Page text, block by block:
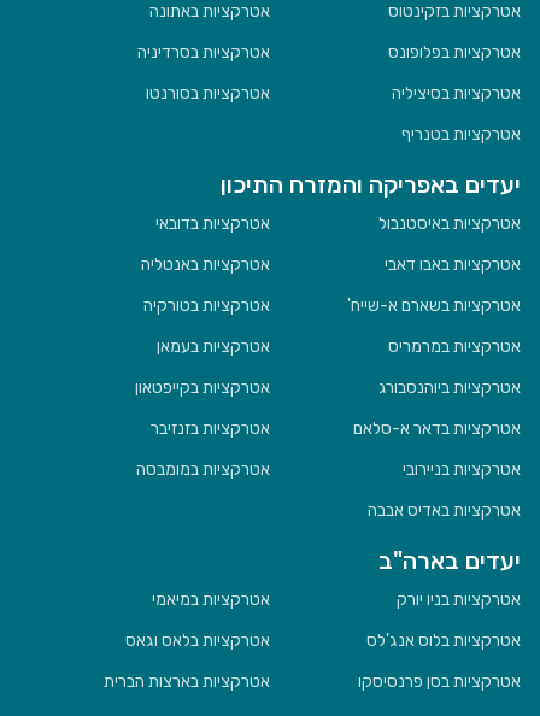
אטרקציות בזקינטוס
אטרקציות באתונה
אטרקציות בפלופונס
אטרקציות בסרדיניה
אטרקציות בסיציליה
אטרקציות בסורנטו
אטרקציות בטנריף
יעדים באפריקה והמזרח התיכון
אטרקציות באיסטנבול
אטרקציות בדובאי
אטרקציות באבו דאבי
אטרקציות באנטליה
אטרקציות בשארם א-שייח'
אטרקציות בטורקיה
אטרקציות במרמריס
אטרקציות בעמאן
אטרקציות ביוהנסבורג
אטרקציות בקייפטאון
אטרקציות בדאר א-סלאם
אטרקציות בזנזיבר
אטרקציות בניירובי
אטרקציות במומבסה
אטרקציות באדיס אבבה
יעדים בארה"ב
אטרקציות בניו יורק
אטרקציות במיאמי
אטרקציות בלוס אנג'לס
אטרקציות בלאס וגאס
אטרקציות בסן פרנסיסקו
אטרקציות בארצות הברית